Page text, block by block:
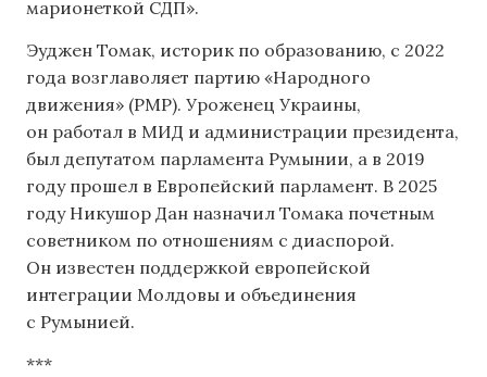
марионеткой СДП».
Эуджен Томак, историк по образованию, с 2022
года возглаволяет партию «Народного
движения» (PMP). Уроженец Украины,
он работал в МИД и администрации президента,
был депутатом парламента Румынии, а в 2019
году прошел в Европейский парламент. В 2025
году Никушор Дан назначил Томака почетным
советником по отношениям с диаспорой.
Он известен поддержкой европейской
интеграции Молдовы и объединения
с Румынией.
***